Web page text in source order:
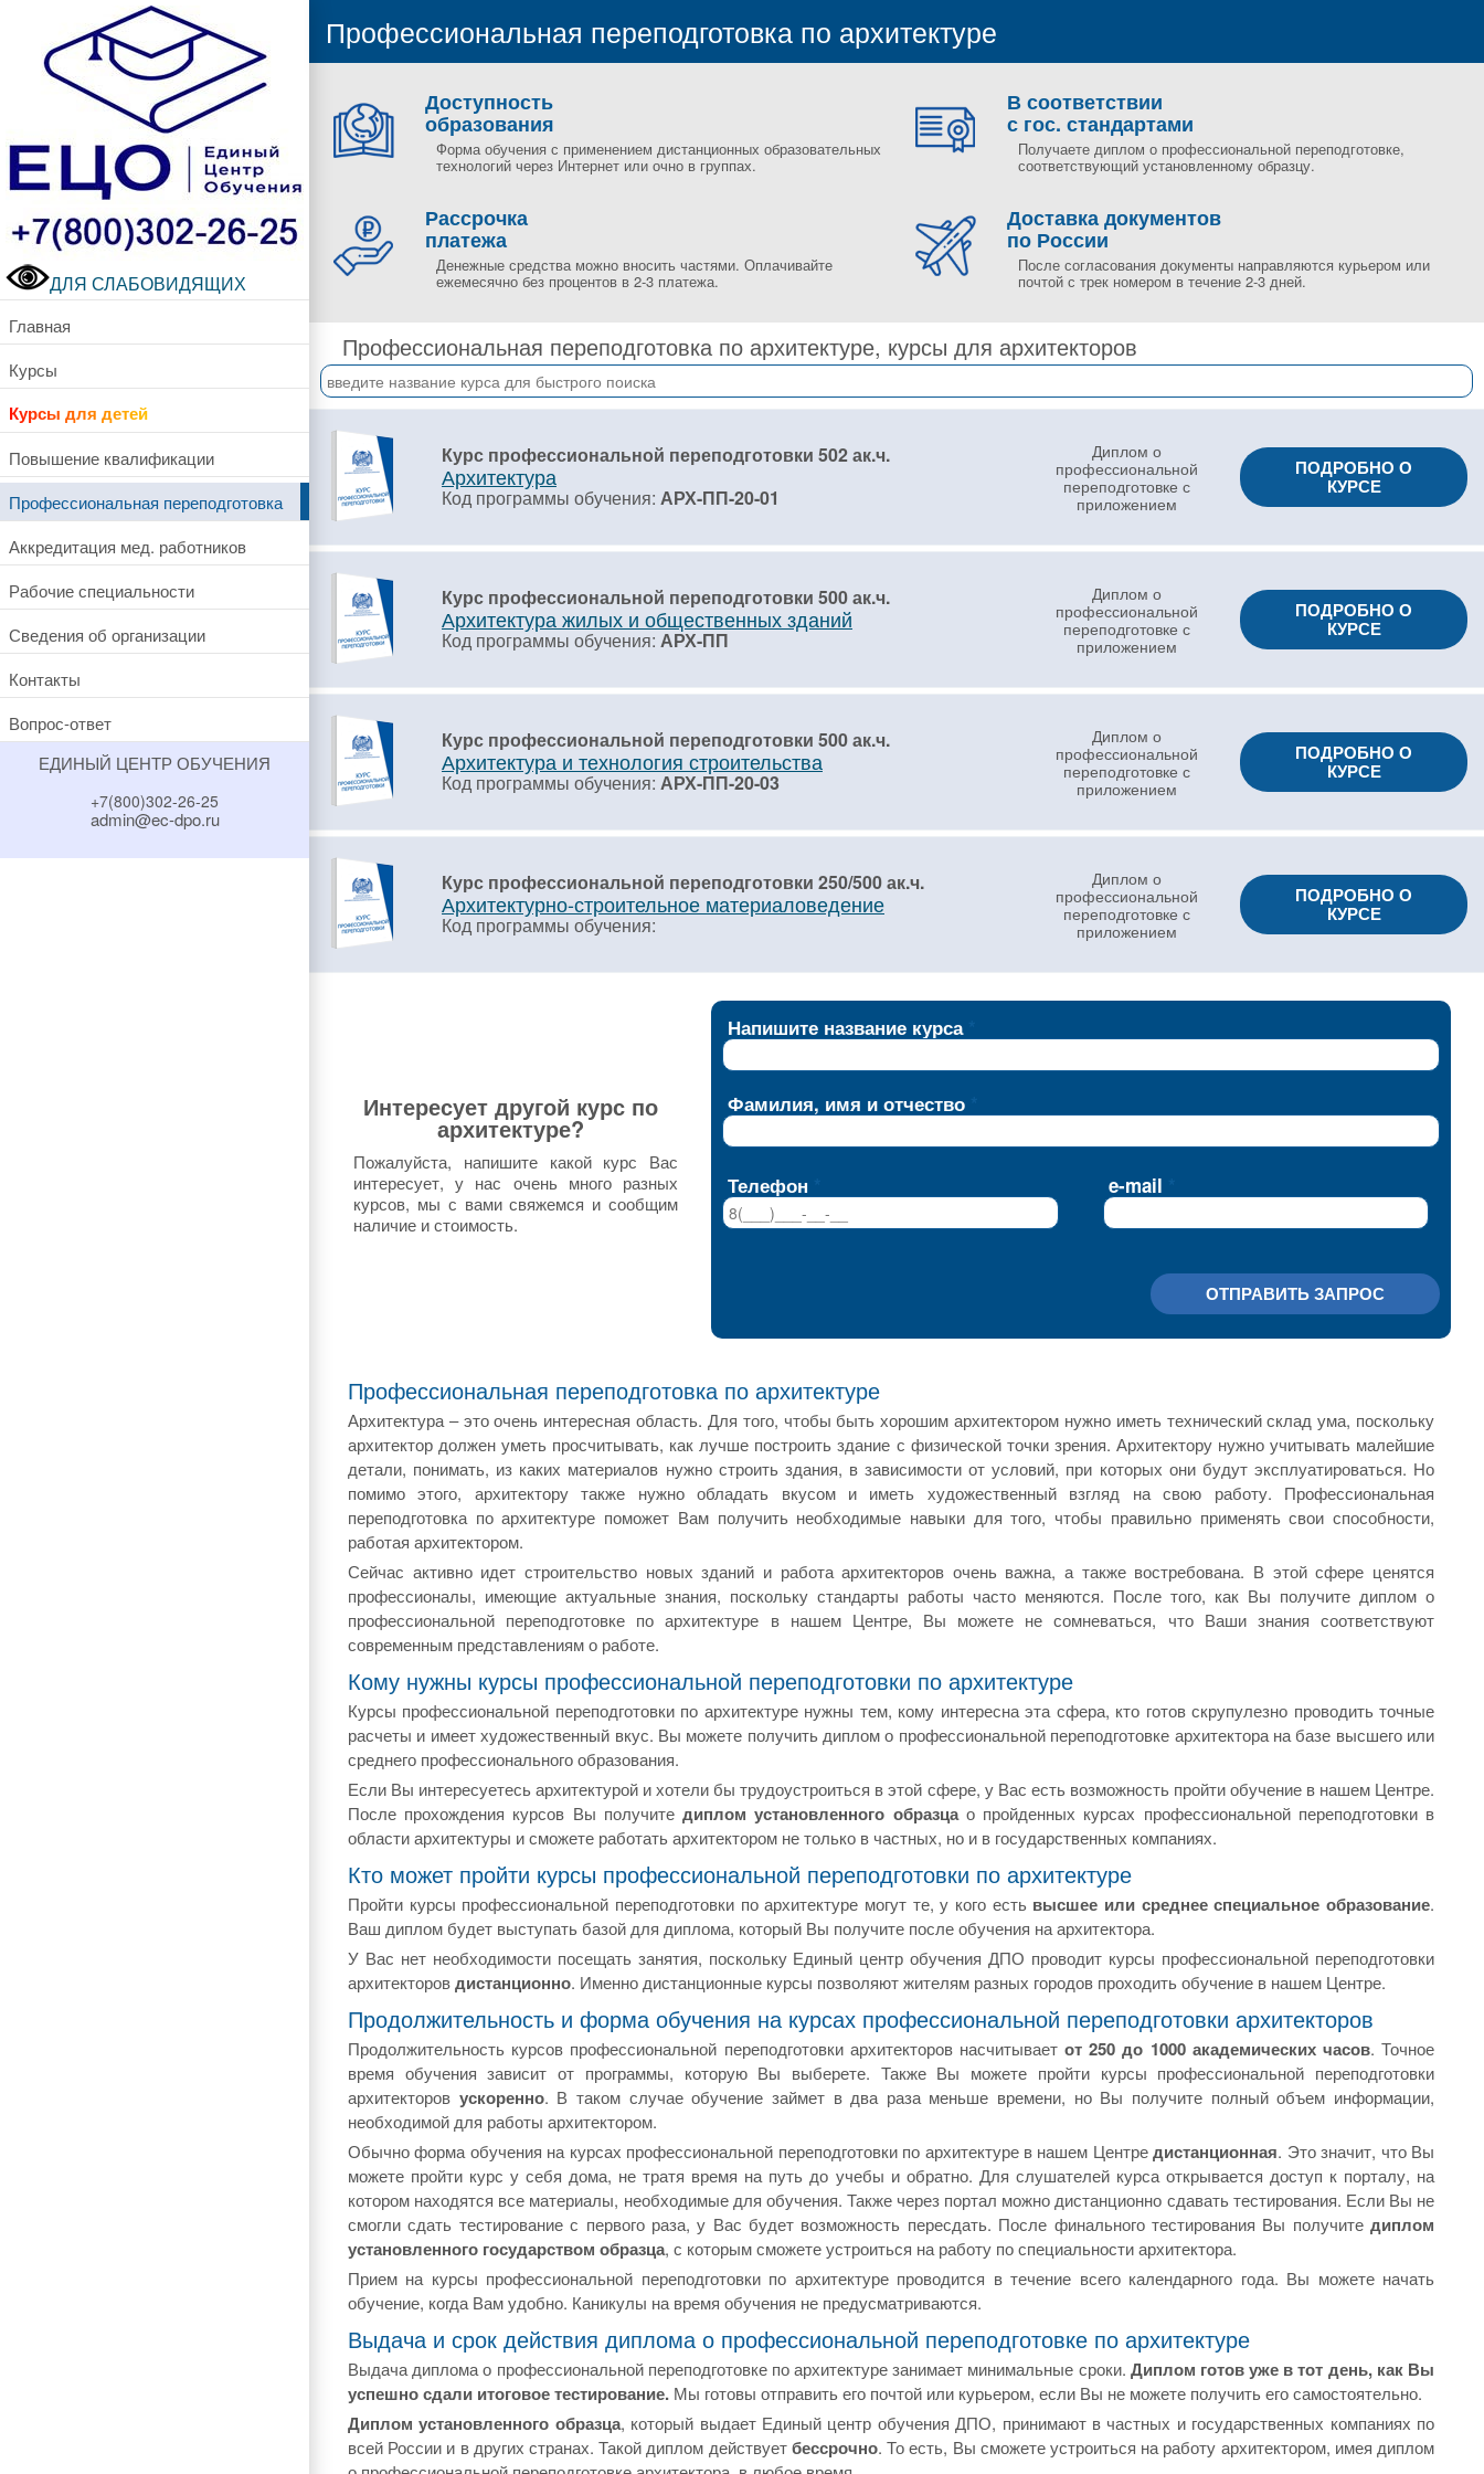
ДЛЯ СЛАБОВИДЯЩИХ
Главная
Курсы
Курсы для детей
Повышение квалификации
Профессиональная переподготовка
Аккредитация мед. работников
Рабочие специальности
Сведения об организации
Контакты
Вопрос-ответ
ЕДИНЫЙ ЦЕНТР ОБУЧЕНИЯ
+7(800)302-26-25
admin@ec-dpo.ru
Профессиональная переподготовка по архитектуре
Доступность
образования
Форма обучения с применением дистанционных образовательных
технологий через Интернет или очно в группах.
В соответствии
с гос. стандартами
Получаете диплом о профессиональной переподготовке,
соответствующий установленному образцу.
Рассрочка
платежа
Денежные средства можно вносить частями. Оплачивайте
ежемесячно без процентов в 2-3 платежа.
Доставка документов
по России
После согласования документы направляются курьером или
почтой с трек номером в течение 2-3 дней.
Профессиональная переподготовка по архитектуре, курсы для архитекторов
Курс профессиональной переподготовки 502 ак.ч.
Архитектура
Код программы обучения: АРХ-ПП-20-01
Диплом о
профессиональной
переподготовке с
приложением
ПОДРОБНО О
КУРСЕ
Курс профессиональной переподготовки 500 ак.ч.
Архитектура жилых и общественных зданий
Код программы обучения: АРХ-ПП
Диплом о
профессиональной
переподготовке с
приложением
ПОДРОБНО О
КУРСЕ
Курс профессиональной переподготовки 500 ак.ч.
Архитектура и технология строительства
Код программы обучения: АРХ-ПП-20-03
Диплом о
профессиональной
переподготовке с
приложением
ПОДРОБНО О
КУРСЕ
Курс профессиональной переподготовки 250/500 ак.ч.
Архитектурно-строительное материаловедение
Код программы обучения:
Диплом о
профессиональной
переподготовке с
приложением
ПОДРОБНО О
КУРСЕ
Интересует другой курс по
архитектуре?
Пожалуйста, напишите какой курс Вас
интересует, у нас очень много разных
курсов, мы с вами свяжемся и сообщим
наличие и стоимость.
Напишите название курса
Фамилия, имя и отчество
Телефон e-mail
ОТПРАВИТЬ ЗАПРОС
Профессиональная переподготовка по архитектуре
Архитектура – это очень интересная область. Для того, чтобы быть хорошим архитектором нужно иметь технический склад ума, поскольку
архитектор должен уметь просчитывать, как лучше построить здание с физической точки зрения. Архитектору нужно учитывать малейшие
детали, понимать, из каких материалов нужно строить здания, в зависимости от условий, при которых они будут эксплуатироваться. Но
помимо этого, архитектору также нужно обладать вкусом и иметь художественный взгляд на свою работу. Профессиональная
переподготовка по архитектуре поможет Вам получить необходимые навыки для того, чтобы правильно применять свои способности,
работая архитектором.
Сейчас активно идет строительство новых зданий и работа архитекторов очень важна, а также востребована. В этой сфере ценятся
профессионалы, имеющие актуальные знания, поскольку стандарты работы часто меняются. После того, как Вы получите диплом о
профессиональной переподготовке по архитектуре в нашем Центре, Вы можете не сомневаться, что Ваши знания соответствуют
современным представлениям о работе.
Кому нужны курсы профессиональной переподготовки по архитектуре
Курсы профессиональной переподготовки по архитектуре нужны тем, кому интересна эта сфера, кто готов скрупулезно проводить точные
расчеты и имеет художественный вкус. Вы можете получить диплом о профессиональной переподготовке архитектора на базе высшего или
среднего профессионального образования.
Если Вы интересуетесь архитектурой и хотели бы трудоустроиться в этой сфере, у Вас есть возможность пройти обучение в нашем Центре.
После прохождения курсов Вы получитедиплом установленного образцао пройденных курсах профессиональной переподготовки в
области архитектуры и сможете работать архитектором не только в частных, но и в государственных компаниях.
Кто может пройти курсы профессиональной переподготовки по архитектуре
Пройти курсы профессиональной переподготовки по архитектуре могут те, у кого есть высшее или среднее специальное образование.
Ваш диплом будет выступать базой для диплома, который Вы получите после обучения на архитектора.
У Вас нет необходимости посещать занятия, поскольку Единый центр обучения ДПО проводит курсы профессиональной переподготовки
архитекторовдистанционно. Именно дистанционные курсы позволяют жителям разных городов проходить обучение в нашем Центре.
Продолжительность и форма обучения на курсах профессиональной переподготовки архитекторов
Продолжительность курсов профессиональной переподготовки архитекторов насчитывает от 250 до 1000 академических часов. Точное
время обучения зависит от программы, которую Вы выберете. Также Вы можете пройти курсы профессиональной переподготовки
архитекторов ускоренно. В таком случае обучение займет в два раза меньше времени, но Вы получите полный объем информации,
необходимой для работы архитектором.
Обычно форма обучения на курсах профессиональной переподготовки по архитектуре в нашем Центредистанционная. Это значит, что Вы
можете пройти курс у себя дома, не тратя время на путь до учебы и обратно. Для слушателей курса открывается доступ к порталу, на
котором находятся все материалы, необходимые для обучения. Также через портал можно дистанционно сдавать тестирования. Если Вы не
смогли сдать тестирование с первого раза, у Вас будет возможность пересдать. После финального тестирования Вы получите диплом
установленного государством образца, с которым сможете устроиться на работу по специальности архитектора.
Прием на курсы профессиональной переподготовки по архитектуре проводится в течение всего календарного года. Вы можете начать
обучение, когда Вам удобно. Каникулы на время обучения не предусматриваются.
Выдача и срок действия диплома о профессиональной переподготовке по архитектуре
Выдача диплома о профессиональной переподготовке по архитектуре занимает минимальные сроки. Диплом готов уже в тот день, как Вы
успешно сдали итоговое тестирование. Мы готовы отправить его почтой или курьером, если Вы не можете получить его самостоятельно.
Диплом установленного образца, который выдает Единый центр обучения ДПО, принимают в частных и государственных компаниях по
всей России и в других странах. Такой диплом действуетбессрочно. То есть, Вы сможете устроиться на работу архитектором, имея диплом